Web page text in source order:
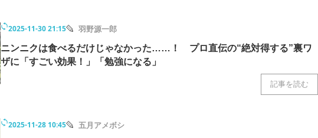
2025-11-30 21:15 羽野源一郎
ニンニクは食べるだけじゃなかった……！ プロ直伝の“絶対得する”裏ワ
ザに「すごい効果！」「勉強になる」
記事を読む
2025-11-28 10:45 五月アメボシ